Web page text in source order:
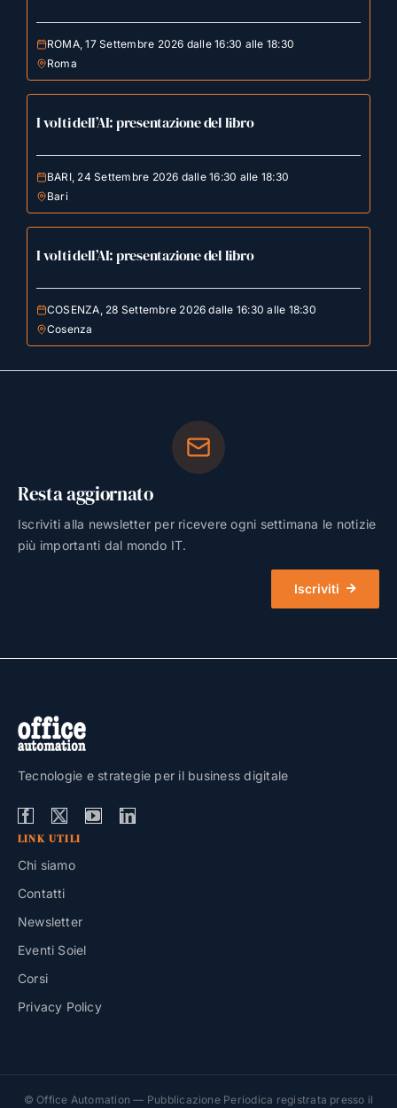
ROMA, 17 Settembre 2026 dalle 16:30 alle 18:30
Roma
I volti dell’AI: presentazione del libro
BARI, 24 Settembre 2026 dalle 16:30 alle 18:30
Bari
I volti dell’AI: presentazione del libro
COSENZA, 28 Settembre 2026 dalle 16:30 alle 18:30
Cosenza
Resta aggiornato
Iscriviti alla newsletter per ricevere ogni settimana le notizie
più importanti dal mondo IT.
Iscriviti
Tecnologie e strategie per il business digitale
LINK UTILI
Chi siamo
Contatti
Newsletter
Eventi Soiel
Corsi
Privacy Policy
© Office Automation — Pubblicazione Periodica registrata presso il